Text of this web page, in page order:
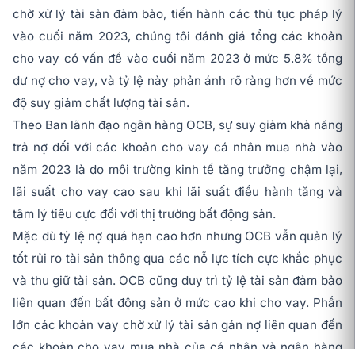
chờ xử lý tài sản đảm bảo, tiến hành các thủ tục pháp lý
vào cuối năm 2023, chúng tôi đánh giá tổng các khoản
cho vay có vấn đề vào cuối năm 2023 ở mức 5.8% tổng
dư nợ cho vay, và tỷ lệ này phản ánh rõ ràng hơn về mức
độ suy giảm chất lượng tài sản.
Theo Ban lãnh đạo ngân hàng OCB, sự suy giảm khả năng
trả nợ đối với các khoản cho vay cá nhân mua nhà vào
năm 2023 là do môi trường kinh tế tăng trưởng chậm lại,
lãi suất cho vay cao sau khi lãi suất điều hành tăng và
tâm lý tiêu cực đối với thị trường bất động sản.
Mặc dù tỷ lệ nợ quá hạn cao hơn nhưng OCB vẫn quản lý
tốt rủi ro tài sản thông qua các nỗ lực tích cực khắc phục
và thu giữ tài sản. OCB cũng duy trì tỷ lệ tài sản đảm bảo
liên quan đến bất động sản ở mức cao khi cho vay. Phần
lớn các khoản vay chờ xử lý tài sản gán nợ liên quan đến